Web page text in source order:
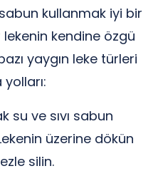
kullanmak iyi bir
lekenin kendine özgü
yaygın leke türleri
su ve sıvı sabun
Lekenin üzerine dökün
silin.